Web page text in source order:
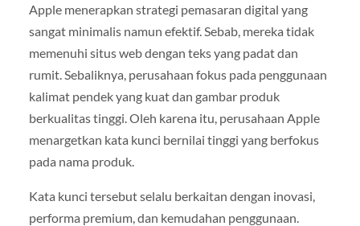
Apple menerapkan strategi pemasaran digital yang
sangat minimalis namun efektif. Sebab, mereka tidak
memenuhi situs web dengan teks yang padat dan
rumit. Sebaliknya, perusahaan fokus pada penggunaan
kalimat pendek yang kuat dan gambar produk
berkualitas tinggi. Oleh karena itu, perusahaan Apple
menargetkan kata kunci bernilai tinggi yang berfokus
pada nama produk.
Kata kunci tersebut selalu berkaitan dengan inovasi,
performa premium, dan kemudahan penggunaan.